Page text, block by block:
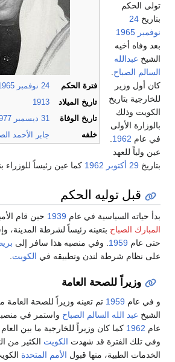
فترة الحكم 24 نوفمبر
تاريخ الميلاد
1913
تاريخ الوفاة
31 ديسمبر
خلفه
جابر الأحمد
تولى الحكم
بتاريخ 24
نوفمبر 1965
بعد وفاه أخيه
الشيخ عبدالله
السالم الصباح
كان أول وزير
للخارجية بتاريخ
الكويت وذلك
بالوزارة الأولى
في عام 1962
عين ولياً للعهد
بتاريخ 29 أكتوبر 1962 كما عين رئيساً للوزراء
قبل توليه الحكم
بدأ حياته السياسية في عام 1939 حين قام
المبارك الصباح بتعينه رئيساً لشرطة
حتى عام 1959. وفي منصبه هذا سافر إلى
على نظام شرطة لندن وتطبيقه في الكويت.
وزيراً للصحة العامة
و في عام 1959 تم تعينه وزيراً للصحة العامة
الشيخ عبد الله السالم الصباح واستمر في
عام 1962 كما كان وزيراً للخارجية ما بين العام
وفي تلك الفترة قد شهدت الكويت الكثير من
الخدمات الطبية، منها قبول الأمم المتحدة